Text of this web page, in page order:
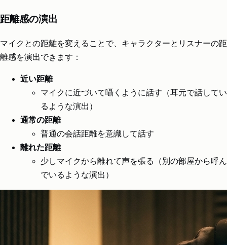
距離感の演出
マイクとの距離を変えることで、キャラクターとリスナーの距
離感を演出できます：
近い距離
マイクに近づいて囁くように話す（耳元で話してい
るような演出）
通常の距離
普通の会話距離を意識して話す
離れた距離
少しマイクから離れて声を張る（別の部屋から呼ん
でいるような演出）